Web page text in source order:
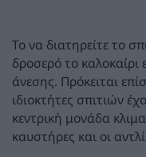
Το να διατηρείτε το
δροσερό το καλοκαίρι
άνεσης. Πρόκειται
ιδιοκτήτες σπιτιών
κεντρική μονάδα
καυστήρες και οι